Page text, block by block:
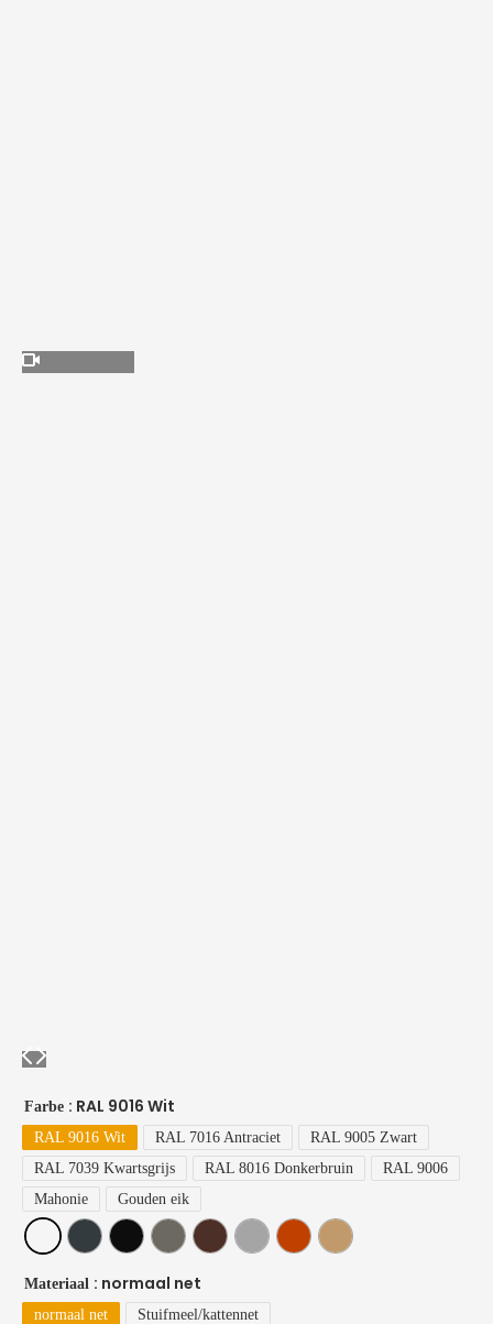
Farbe : RAL 9016 Wit
RAL 9016 Wit RAL 7016 Antraciet
RAL 9005 Zwart
RAL 7039 Kwartsgrijs
RAL 8016 Donkerbruin
RAL 9006
Mahonie
Gouden eik
Materiaal : normaal net
normaal net Stuifmeel/kattennet